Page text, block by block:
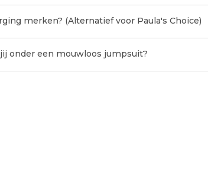
merken? (Alternatief voor Paula's Choice)
jij onder een mouwloos jumpsuit?